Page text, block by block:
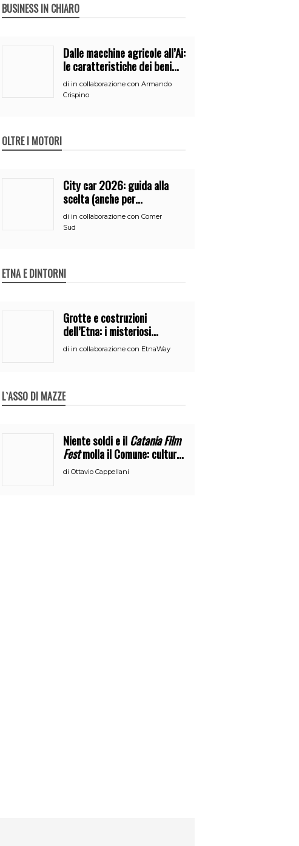
BUSINESS IN CHIARO
Dalle macchine agricole all’Ai:
le caratteristiche dei beni
per accedere
all’iperammortamento
di in collaborazione con Armando
Crispino
OLTRE I MOTORI
City car 2026: guida alla
scelta (anche per
neopatentati)
di in collaborazione con Comer
Sud
ETNA E DINTORNI
Grotte e costruzioni
dell’Etna: i misteriosi
nascondigli del vulcano
di in collaborazione con EtnaWay
L`ASSO DI MAZZE
Niente soldi e ilCatania Film
Festmolla il Comune: cultura
o broru di ciciri?
di Ottavio Cappellani